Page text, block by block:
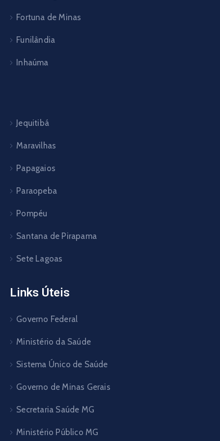
Fortuna de Minas
Funilândia
Inhaúma
Jequitibá
Maravilhas
Papagaios
Paraopeba
Pompéu
Santana de Pirapama
Sete Lagoas
Links Úteis
Governo Federal
Ministério da Saúde
Sistema Único de Saúde
Governo de Minas Gerais
Secretaria Saúde MG
Ministério Público MG